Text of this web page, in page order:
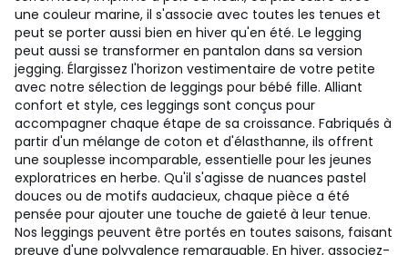
une couleur marine, il s'associe avec toutes les tenues et
peut se porter aussi bien en hiver qu'en été. Le legging
peut aussi se transformer en pantalon dans sa version
jegging. Élargissez l'horizon vestimentaire de votre petite
avec notre sélection de leggings pour bébé fille. Alliant
confort et style, ces leggings sont conçus pour
accompagner chaque étape de sa croissance. Fabriqués à
partir d'un mélange de coton et d'élasthanne, ils offrent
une souplesse incomparable, essentielle pour les jeunes
exploratrices en herbe. Qu'il s'agisse de nuances pastel
douces ou de motifs audacieux, chaque pièce a été
pensée pour ajouter une touche de gaieté à leur tenue.
Nos leggings peuvent être portés en toutes saisons, faisant
preuve d'une polyvalence remarquable. En hiver, associez-